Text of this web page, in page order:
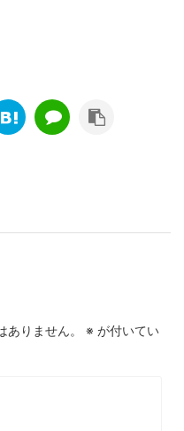
りません。 ※ が付いてい